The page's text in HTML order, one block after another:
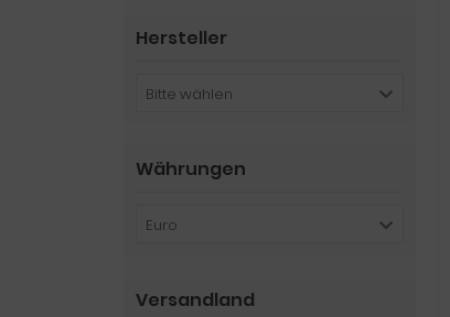
Hersteller
Bitte wählen
Währungen
Euro
Versandland